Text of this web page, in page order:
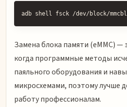
adb shell fsck /dev/block/
Замена блока памяти (eMMC) —
когда программные методы
паяльного оборудования и
микросхемами, поэтому лучше
работу профессионалам.